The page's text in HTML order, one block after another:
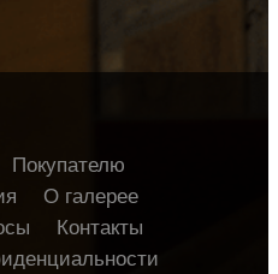
Покупателю
О галерее
Контакты